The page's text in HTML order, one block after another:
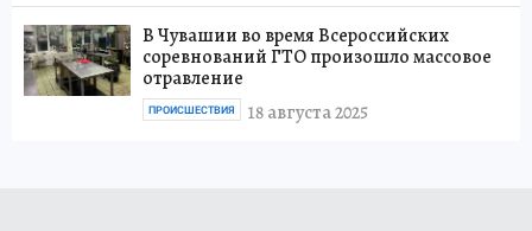
В Чувашии во время Всероссийских
соревнований ГТО произошло массовое
отравление
18 августа 2025
ПРОИСШЕСТВИЯ